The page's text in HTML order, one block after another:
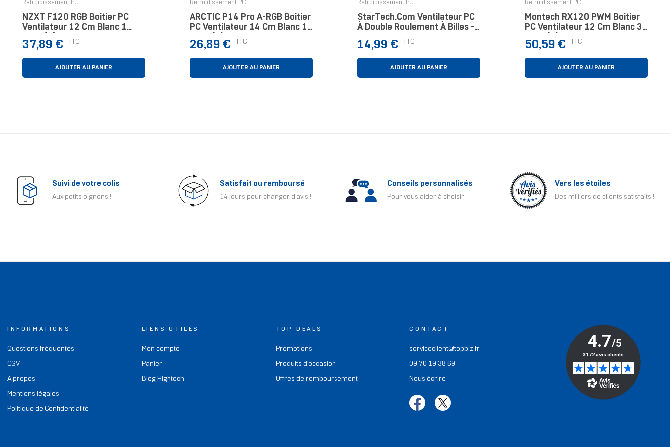
Refroidissement PC
NZXT F120 RGB Boitier PC
Ventilateur 12 Cm Blanc 1
Prix
37,89 € TTC
AJOUTER AU PANIER
Refroidissement PC
ARCTIC P14 Pro A-RGB Boitier
PC Ventilateur 14 Cm Blanc 1
Prix
26,89 € TTC
AJOUTER AU PANIER
Refroidissement PC
StarTech.com Ventilateur PC
À Double Roulement À Billes -
Alimentation TX3 - 80 Mm
Prix
14,99 € TTC
AJOUTER AU PANIER
Refroidissement PC
Montech RX120 PWM Boitier
PC Ventilateur 12 Cm Blanc 3
Prix
50,59 € TTC
AJOUTER AU PANIER
Suivi de votre colis
Aux petits oignons !
Satisfait ou remboursé
14 jours pour changer d'avis !
Conseils personnalisés
Pour vous aider à choisir
Vers les étoiles
Des milliers de clients satisfaits !
INFORMATIONS
Questions fréquentes
CGV
A propos
Mentions légales
Politique de Confidentialité
LIENS UTILES
Mon compte
Panier
Blog Hightech
TOP DEALS
Promotions
Produits d'occasion
Offres de remboursement
CONTACT
serviceclient@topbiz.fr
09 70 19 38 69
Nous écrire